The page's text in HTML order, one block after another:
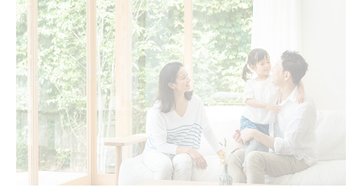
断熱リフォームで冷暖房効率を高める
失敗しない断熱リフォームの優先順位とは
断熱リフォーム優先順位の見極め方
窓・床下対策が断熱リフォーム成功の鍵
壁の断熱リフォームは次の選択肢
費用対効果を考えた断熱リフォーム順序
断熱リフォームでよくある失敗を防ぐ